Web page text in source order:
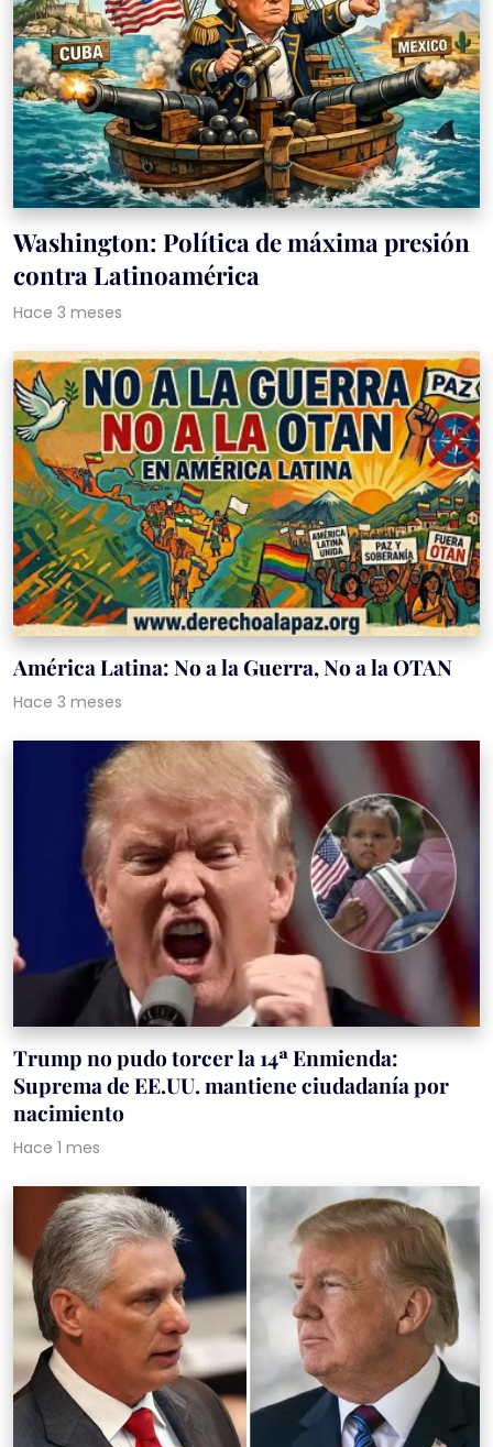
Washington: Política de máxima presión
contra Latinoamérica
Hace 3 meses
América Latina: No a la Guerra, No a la OTAN
Hace 3 meses
Trump no pudo torcer la 14ª Enmienda:
Suprema de EE.UU. mantiene ciudadanía por
nacimiento
Hace 1 mes